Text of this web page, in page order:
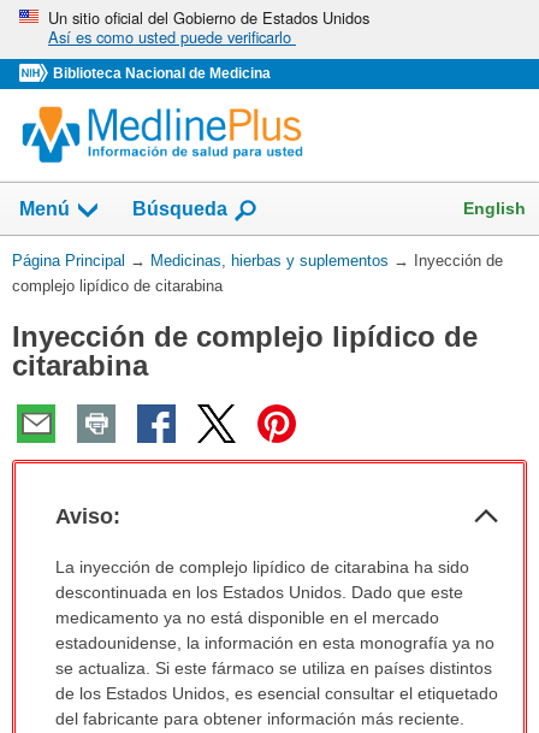
Omita
vaya
al
Contenido
Un sitio oficial del Gobierno de Estados Unidos
Así es como usted puede verificarlo
Biblioteca Nacional de Medicina
Menú
Mostrar
campo
de
Búsqueda English
Usted
está
Página Principal → Medicinas, hierbas y suplementos → Inyección de
complejo lipídico de citarabina
Inyección de complejo lipídico de
citarabina
Aviso:
Aviso:
sido
extendido.
La inyección de complejo lipídico de citarabina ha sido
descontinuada en los Estados Unidos. Dado que este
medicamento ya no está disponible en el mercado
estadounidense, la información en esta monografía ya no
se actualiza. Si este fármaco se utiliza en países distintos
de los Estados Unidos, es esencial consultar el etiquetado
del fabricante para obtener información más reciente.